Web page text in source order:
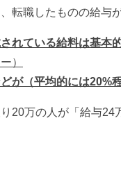
転職したものの給与
れている給料は基本
）
が（平均的には20%
20万の人が「給与